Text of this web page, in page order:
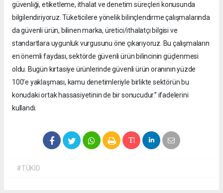
güvenliği, etiketleme, ithalat ve denetim süreçleri konusunda
bilgilendiriyoruz. Tüketicilere yönelik bilinçlendirme çalışmalarında
da güvenli ürün, bilinen marka, üretici/ithalatçı bilgisi ve
standartlara uygunluk vurgusunu öne çıkarıyoruz. Bu çalışmaların
en önemli faydası, sektörde güvenli ürün bilincinin güçlenmesi
oldu. Bugün kırtasiye ürünlerinde güvenli ürün oranının yüzde
100’e yaklaşması, kamu denetimleriyle birlikte sektörün bu
konudaki ortak hassasiyetinin de bir sonucudur.” ifadelerini
kullandı.
#TÜKİD